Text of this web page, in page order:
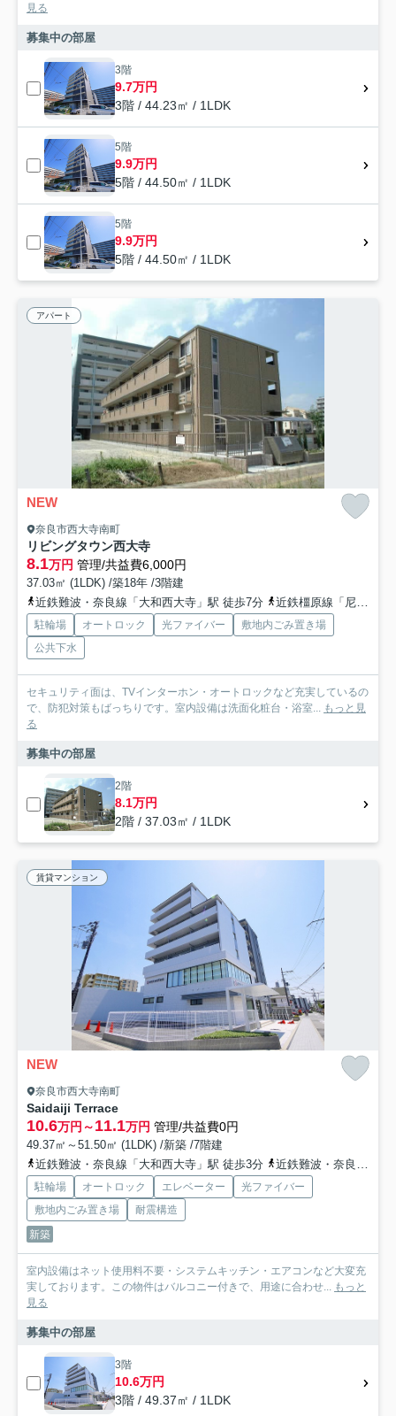
見る
募集中の部屋
3階
9.7万円
3階 / 44.23㎡ / 1LDK
5階
9.9万円
5階 / 44.50㎡ / 1LDK
5階
9.9万円
5階 / 44.50㎡ / 1LDK
アパート
NEW
奈良市西大寺南町
リビングタウン西大寺
8.1万円 管理/共益費6,000円
37.03㎡ (1LDK) /築18年 /3階建
近鉄難波・奈良線「大和西大寺」駅 徒歩7分
近鉄橿原線「尼ヶ辻」駅 徒歩18分
駐輪場 オートロック 光ファイバー
敷地内ごみ置き場
公共下水
セキュリティ面は、TVインターホン・オートロックなど充実しているの
で、防犯対策もばっちりです。室内設備は洗面化粧台・浴室... もっと見
る
募集中の部屋
2階
8.1万円
2階 / 37.03㎡ / 1LDK
賃貸マンション
NEW
奈良市西大寺南町
Saidaiji Terrace
10.6万円～11.1万円 管理/共益費0円
49.37㎡～51.50㎡ (1LDK) /新築 /7階建
近鉄難波・奈良線「大和西大寺」駅 徒歩3分
近鉄難波・奈良線「学園前」駅 バス17分 奈良交通「菅原天満宮（奈良県）」 停歩15分
駐輪場 オートロック エレベーター
光ファイバー
敷地内ごみ置き場
耐震構造
新築
室内設備はネット使用料不要・システムキッチン・エアコンなど大変充
実しております。この物件はバルコニー付きで、用途に合わせ... もっと
見る
募集中の部屋
3階
10.6万円
3階 / 49.37㎡ / 1LDK